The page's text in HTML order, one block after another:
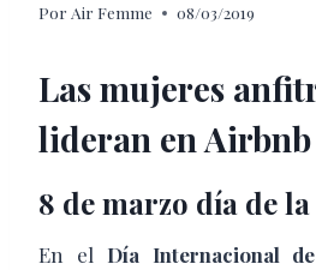
Por Air Femme 08/03/2019
Las mujeres
lideran en Airbnb
8 de marzo día de
En el Día Internacional